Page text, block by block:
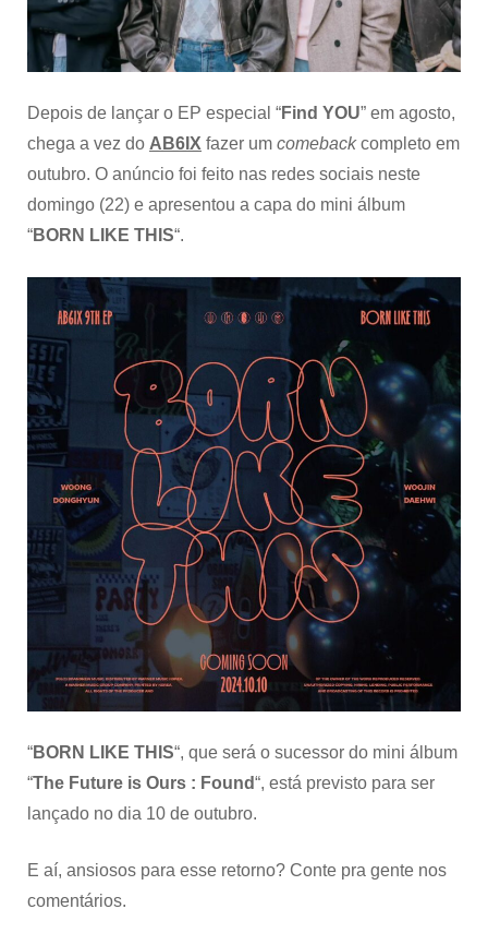
Depois de lançar o EP especial “Find YOU” em agosto,
chega a vez do AB6IX fazer um comebackcompleto em
outubro. O anúncio foi feito nas redes sociais neste
domingo (22) e apresentou a capa do mini álbum
“BORN LIKE THIS“.
“BORN LIKE THIS“, que será o sucessor do mini álbum
“The Future is Ours : Found“, está previsto para ser
lançado no dia 10 de outubro.
E aí, ansiosos para esse retorno? Conte pra gente nos
comentários.